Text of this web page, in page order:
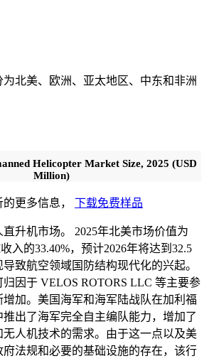
北美、欧洲、亚太地区、中东和非洲
Helicopter Market Size, 2025 (USD
Million)
更多信息， 下载免费样品
升机市场。 2025年北美市场价值为
入的33.40%，预计2026年将达到32.5
致航空领域国防结构现代化的兴起。
因于 VELOS ROTORS LLC 等主要参
加。美国海军和海军陆战队在加利福
出了海军完全自主编队能力，增加了
人机技术的需求。由于这一点以及美
府法规和必要的基础设施的存在，该行